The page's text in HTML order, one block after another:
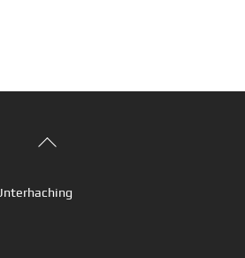
Back